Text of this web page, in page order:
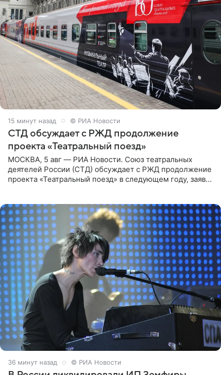
15 минут назад © РИА Новости
СТД обсуждает с РЖД продолжение
проекта «Театральный поезд»
МОСКВА, 5 авг — РИА Новости. Союз театральных
деятелей России (СТД) обсуждает с РЖД продолжение
проекта «Театральный поезд» в следующем году, заявил
36 минут назад © РИА Новости